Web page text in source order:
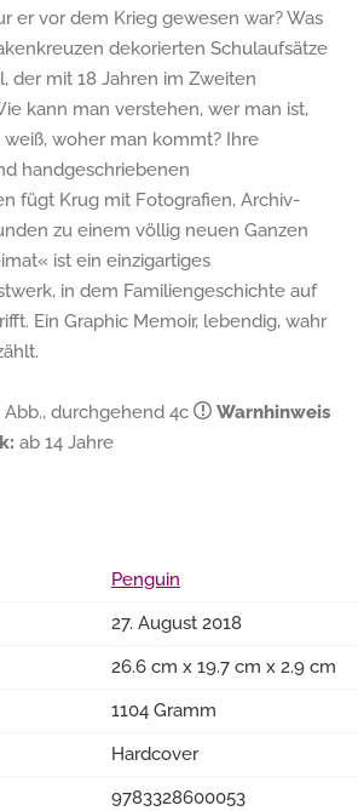
er vor dem Krieg gewesen war? Was
dekorierten Schulaufsätze
der mit 18 Jahren im Zweiten
kann man verstehen, wer man ist,
woher man kommt? Ihre
handgeschriebenen
fügt Krug mit Fotografien, Archiv-
zu einem völlig neuen Ganzen
ist ein einzigartiges
in dem Familiengeschichte auf
Ein Graphic Memoir, lebendig, wahr
durchgehend 4c
Warnhinweis
ab 14 Jahre
Penguin
27. August 2018
26.6 cm x 19.7 cm x 2.9 cm
1104 Gramm
Hardcover
9783328600053